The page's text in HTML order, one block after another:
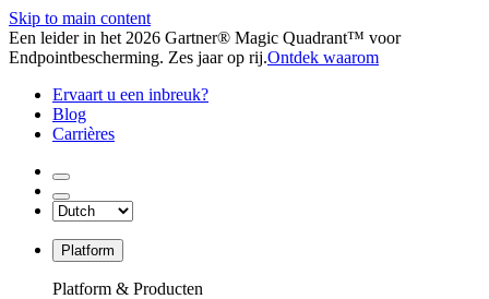
Skip to main content
Een leider in het 2026 Gartner® Magic Quadrant™ voor
Endpointbescherming. Zes jaar op rij.Ontdek waarom
Ervaart u een inbreuk?
Blog
Carrières
Platform
Platform & Producten